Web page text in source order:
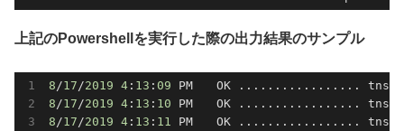
上記のPowershellを実行した際の出力結果のサンプル
8 /17 /2019 4 : 13 :09 PM　　OK .................
8 /17 /2019 4 : 13 : 10 PM　　OK .................
8 /17 /2019 4 : 13 : 11
PM　　OK .................